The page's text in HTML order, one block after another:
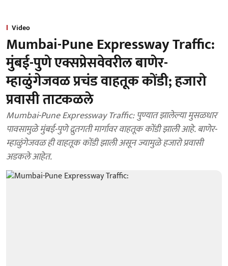
Video
Mumbai-Pune Expressway Traffic:
मुंबई-पुणे एक्सप्रेसवेवरील बाणेर-
म्हाळुंगेजवळ प्रचंड वाहतूक कोंडी; हजारो
प्रवासी ताटकळले
Mumbai-Pune Expressway Traffic: पुण्यात झालेल्या मुसळधार
पावसामुळे मुंबई-पुणे द्रुतगती मार्गावर वाहतूक कोंडी झाली आहे. बाणेर-
म्हाळुंगेजवळ ही वाहतूक कोंडी झाली असून ज्यामुळे हजारो प्रवासी
अडकले आहेत.